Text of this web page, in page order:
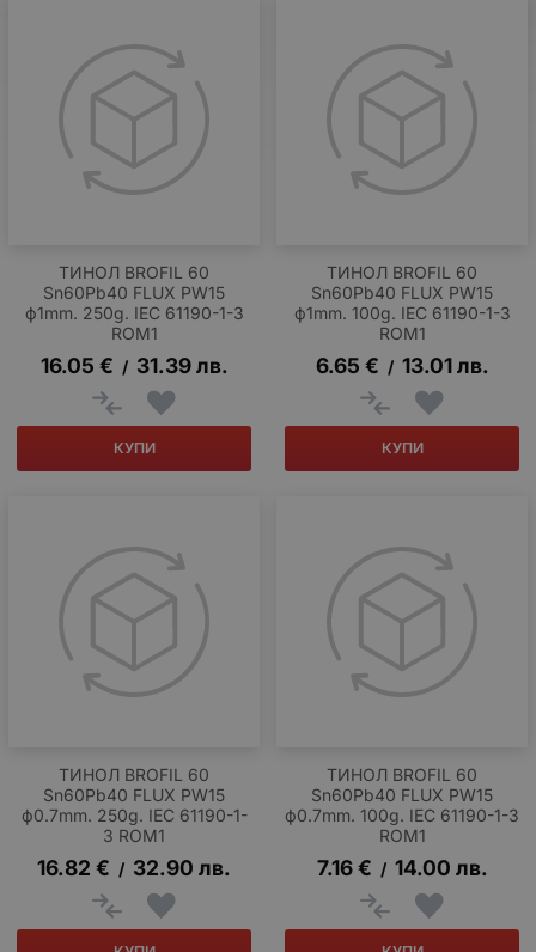
ТИНОЛ BROFIL 60
Sn60Pb40 FLUX PW15
ф1mm. 250g. IEC 61190-1-3
ROM1
16.05 € / 31.39 лв.
КУПИ
ТИНОЛ BROFIL 60
Sn60Pb40 FLUX PW15
ф1mm. 100g. IEC 61190-1-3
ROM1
6.65 € / 13.01 лв.
КУПИ
ТИНОЛ BROFIL 60
Sn60Pb40 FLUX PW15
ф0.7mm. 250g. IEC 61190-1-
3 ROM1
16.82 € / 32.90 лв.
ТИНОЛ BROFIL 60
Sn60Pb40 FLUX PW15
ф0.7mm. 100g. IEC 61190-1-3
ROM1
7.16 € / 14.00 лв.